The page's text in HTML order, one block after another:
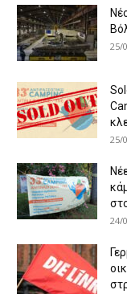
25/
25/
24/